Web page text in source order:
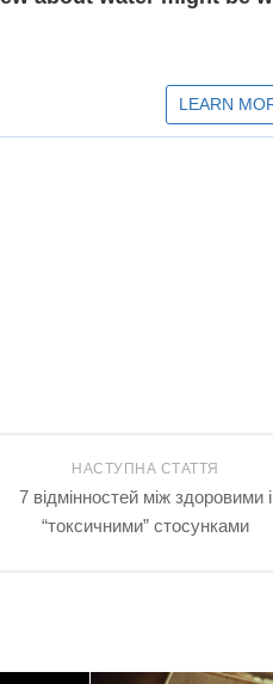
НАСТУПНА СТАТТЯ
7 відмінностей між здоровими і
“токсичними” стосунками